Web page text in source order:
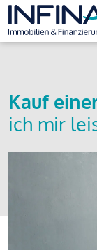
Kauf
ich mir